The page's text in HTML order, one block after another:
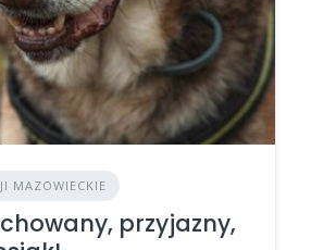
MAZOWIECKIE
przyjazny,